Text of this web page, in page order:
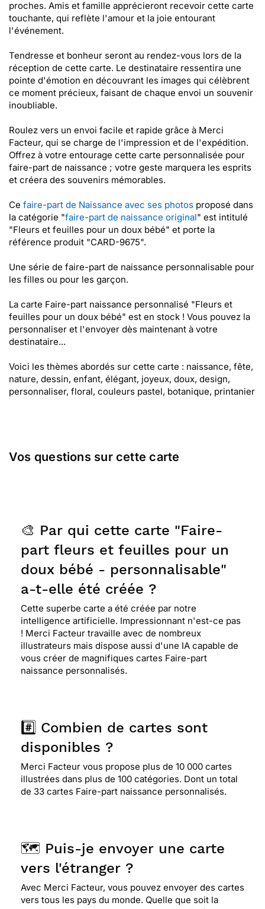
proches. Amis et famille apprécieront recevoir cette carte
touchante, qui reflète l'amour et la joie entourant
l'événement.
Tendresse et bonheur seront au rendez-vous lors de la
réception de cette carte. Le destinataire ressentira une
pointe d'émotion en découvrant les images qui célèbrent
ce moment précieux, faisant de chaque envoi un souvenir
inoubliable.
Roulez vers un envoi facile et rapide grâce à Merci
Facteur, qui se charge de l'impression et de l'expédition.
Offrez à votre entourage cette carte personnalisée pour
faire-part de naissance ; votre geste marquera les esprits
et créera des souvenirs mémorables.
Ce faire-part de Naissance avec ses photos proposé dans
la catégorie "faire-part de naissance original" est intitulé
"Fleurs et feuilles pour un doux bébé" et porte la
référence produit "CARD-9675".
Une série de faire-part de naissance personnalisable pour
les filles ou pour les garçon.
La carte Faire-part naissance personnalisé "Fleurs et
feuilles pour un doux bébé" est en stock ! Vous pouvez la
personnaliser et l'envoyer dès maintenant à votre
destinataire...
Voici les thèmes abordés sur cette carte : naissance, fête,
nature, dessin, enfant, élégant, joyeux, doux, design,
personnaliser, floral, couleurs pastel, botanique, printanier
Vos questions sur cette carte
🎨 Par qui cette carte "Faire-
part fleurs et feuilles pour un
doux bébé - personnalisable"
a-t-elle été créée ?
Cette superbe carte a été créée par notre
intelligence artificielle. Impressionnant n'est-ce pas
! Merci Facteur travaille avec de nombreux
illustrateurs mais dispose aussi d'une IA capable de
vous créer de magnifiques cartes Faire-part
naissance personnalisés.
#️⃣ Combien de cartes sont
disponibles ?
Merci Facteur vous propose plus de 10 000 cartes
illustrées dans plus de 100 catégories. Dont un total
de 33 cartes Faire-part naissance personnalisés.
🗺️ Puis-je envoyer une carte
vers l'étranger ?
Avec Merci Facteur, vous pouvez envoyer des cartes
vers tous les pays du monde. Quelle que soit la